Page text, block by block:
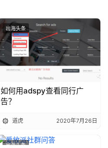
出海头条
如何用adspy查看同行广
告？
道虎 2020年7月26日
出海头条